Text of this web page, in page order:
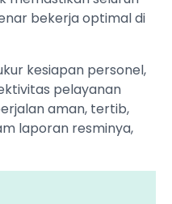
bekerja optimal di
kesiapan personel,
pelayanan
aman, tertib,
laporan resminya,